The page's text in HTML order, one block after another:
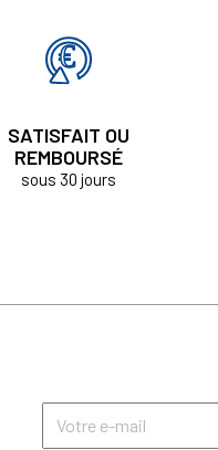
SATISFAIT OU
REMBOURSÉ
sous 30 jours